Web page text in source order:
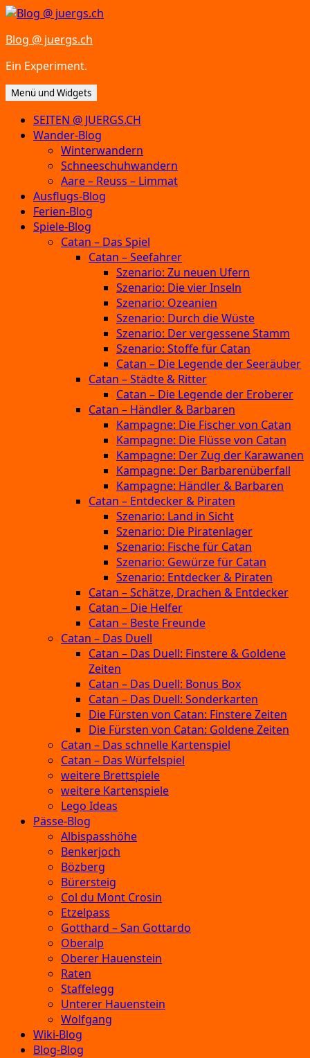
Zum
springen
Blog @ juergs.ch
Ein Experiment.
Menü und Widgets
SEITEN @ JUERGS.CH
Wander-Blog
Winterwandern
Schneeschuhwandern
Aare – Reuss – Limmat
Ausflugs-Blog
Ferien-Blog
Spiele-Blog
Catan – Das Spiel
Catan – Seefahrer
Szenario: Zu neuen Ufern
Szenario: Die vier Inseln
Szenario: Ozeanien
Szenario: Durch die Wüste
Szenario: Der vergessene Stamm
Szenario: Stoffe für Catan
Catan – Die Legende der Seeräuber
Catan – Städte & Ritter
Catan – Die Legende der Eroberer
Catan – Händler & Barbaren
Kampagne: Die Fischer von Catan
Kampagne: Die Flüsse von Catan
Kampagne: Der Zug der Karawanen
Kampagne: Der Barbarenüberfall
Kampagne: Händler & Barbaren
Catan – Entdecker & Piraten
Szenario: Land in Sicht
Szenario: Die Piratenlager
Szenario: Fische für Catan
Szenario: Gewürze für Catan
Szenario: Entdecker & Piraten
Catan – Schätze, Drachen & Entdecker
Catan – Die Helfer
Catan – Beste Freunde
Catan – Das Duell
Catan – Das Duell: Finstere & Goldene
Zeiten
Catan – Das Duell: Bonus Box
Catan – Das Duell: Sonderkarten
Die Fürsten von Catan: Finstere Zeiten
Die Fürsten von Catan: Goldene Zeiten
Catan – Das schnelle Kartenspiel
Catan – Das Würfelspiel
weitere Brettspiele
weitere Kartenspiele
Lego Ideas
Pässe-Blog
Albispasshöhe
Benkerjoch
Bözberg
Bürersteig
Col du Mont Crosin
Etzelpass
Gotthard – San Gottardo
Oberalp
Oberer Hauenstein
Raten
Staffelegg
Unterer Hauenstein
Wolfgang
Wiki-Blog
Blog-Blog